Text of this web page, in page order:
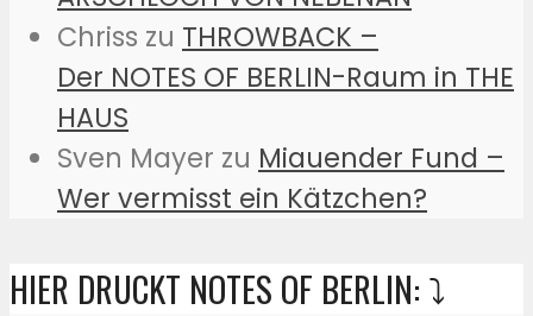
Chriss zu THROWBACK –
Der NOTES OF BERLIN-Raum in THE
HAUS
Sven Mayer zu Miauender Fund –
Wer vermisst ein Kätzchen?
HIER DRUCKT NOTES OF BERLIN: ⤵️